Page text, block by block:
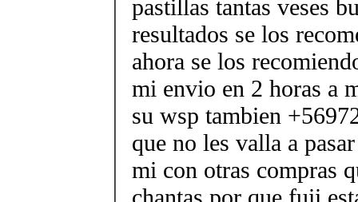
pastillas tantas veses
resultados se los
ahora se los
mi envio en 2 horas a
su wsp tambien
que no les valla a
mi con otras compras
chantas por que fuii